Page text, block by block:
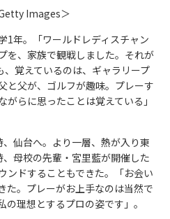
Images＞
1年。「ワールドレディスチャン
を、家族で観戦しました。それが
、覚えているのは、ギャラリープ
と父が、ゴルフが趣味。プレーす
らに思ったことは覚えている」
仙台へ。より一層、熱が入り東
母校の先輩・宮里藍が開催した
ンドすることもできた。「お会い
た。プレーがお上手なのは当然で
理想とするプロの姿です」。